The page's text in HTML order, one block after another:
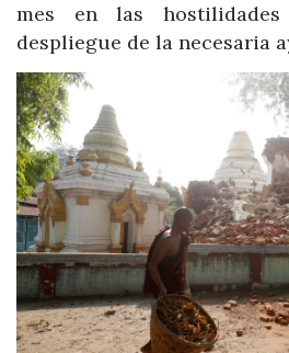
mes en las
despliegue de la necesaria